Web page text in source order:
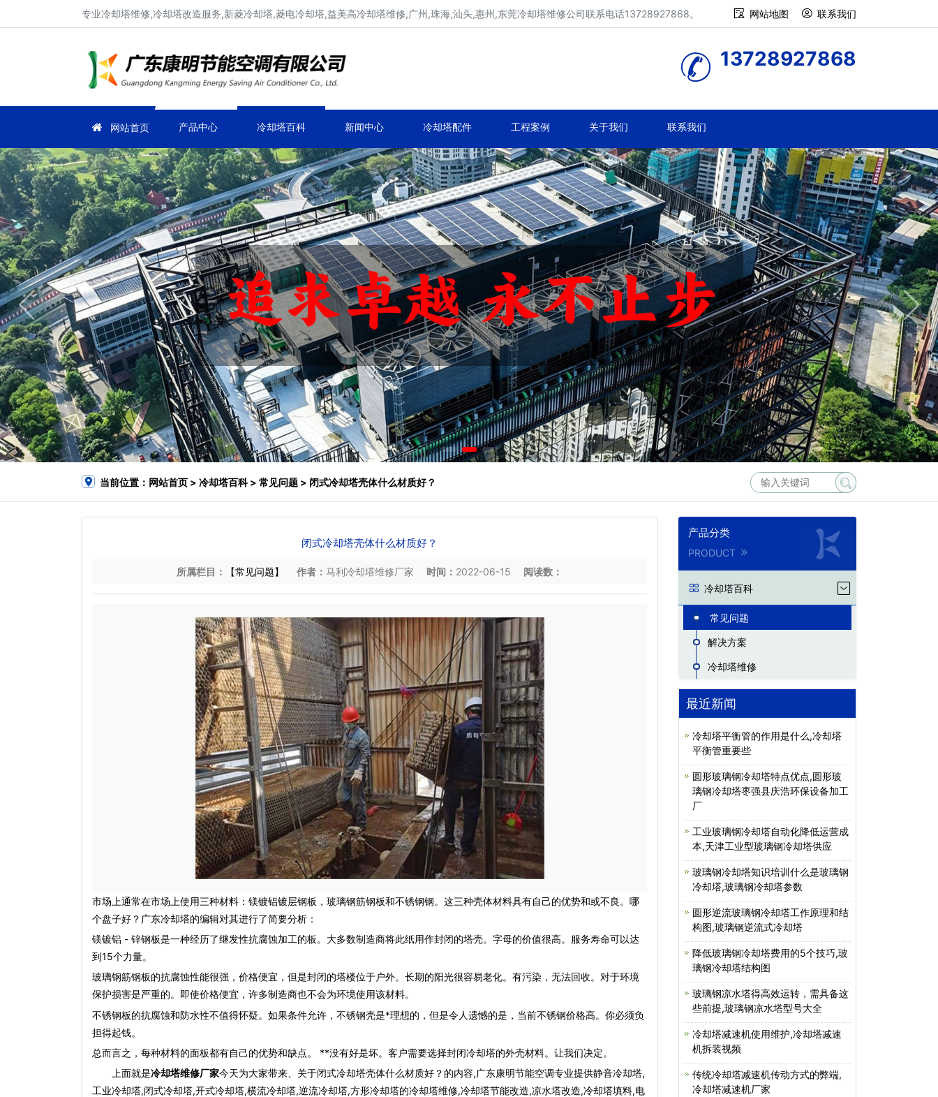
专业冷却塔维修,冷却塔改造服务,新菱冷却塔,菱电冷却塔,益美高冷却塔维修,广州,珠海,汕头,惠州,东莞冷却塔维修公司联系电话13728927868。 网站地图 联系我们
13728927868
网站首页 产品中心 冷却塔百科 新闻中心 冷却塔配件 工程案例 关于我们 联系我们
当前位置： 网站首页 > 冷却塔百科> 常见问题 > 闭式冷却塔壳体什么材质好？
闭式冷却塔壳体什么材质好？
所属栏目： 【常见问题】 作者： 马利冷却塔维修厂家 时间： 2022-06-15 阅读数：
市场上通常在市场上使用三种材料：镁镀铝镀层钢板，玻璃钢筋钢板和不锈钢钢。这三种壳体材料具有自己的优势和或不良。哪
个盘子好？广东冷却塔的编辑对其进行了简要分析：
镁镀铝 - 锌钢板是一种经历了继发性抗腐蚀加工的板。大多数制造商将此纸用作封闭的塔壳。字母的价值很高。服务寿命可以达
到15个力量。
玻璃钢筋钢板的抗腐蚀性能很强，价格便宜，但是封闭的塔楼位于户外。长期的阳光很容易老化。有污染，无法回收。对于环境
保护损害是严重的。即使价格便宜，许多制造商也不会为环境使用该材料。
不锈钢板的抗腐蚀和防水性不值得怀疑。如果条件允许，不锈钢壳是*理想的，但是令人遗憾的是，当前不锈钢价格高。你必须负
担得起钱。
总而言之，每种材料的面板都有自己的优势和缺点。 **没有好是坏。客户需要选择封闭冷却塔的外壳材料。让我们决定。
上面就是冷却塔维修厂家今天为大家带来、关于闭式冷却塔壳体什么材质好？的内容,广东康明节能空调专业提供静音冷却塔,
工业冷却塔,闭式冷却塔,开式冷却塔,横流冷却塔,逆流冷却塔,方形冷却塔的冷却塔维修,冷却塔节能改造,凉水塔改造,冷却塔填料,电
产品分类
PRODUCT
冷却塔百科
常见问题
解决方案
冷却塔维修
最近新闻
冷却塔平衡管的作用是什么,冷却塔
平衡管重要些
圆形玻璃钢冷却塔特点优点,圆形玻
璃钢冷却塔枣强县庆浩环保设备加工
厂
工业玻璃钢冷却塔自动化降低运营成
本,天津工业型玻璃钢冷却塔供应
玻璃钢冷却塔知识培训什么是玻璃钢
冷却塔,玻璃钢冷却塔参数
圆形逆流玻璃钢冷却塔工作原理和结
构图,玻璃钢逆流式冷却塔
降低玻璃钢冷却塔费用的5个技巧,玻
璃钢冷却塔结构图
玻璃钢凉水塔得高效运转，需具备这
些前提,玻璃钢凉水塔型号大全
冷却塔减速机使用维护,冷却塔减速
机拆装视频
传统冷却塔减速机传动方式的弊端,
冷却塔减速机厂家